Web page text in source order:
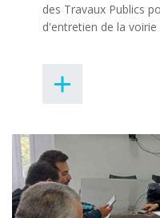
des Travaux Publics
d'entretien de la voirie